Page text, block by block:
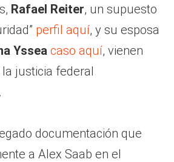
Rafael Reiter, un supuesto
perfil aquí, y su esposa
Yssea caso aquí, vienen
justicia federal
documentación que
a Alex Saab en el